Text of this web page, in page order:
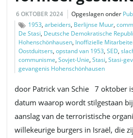
6 OKTOBER 2024 Opgeslagen onder
1953, arbeiders, Berlijnse Muur,
De Stasi, Deutsche Demokratische
Hohenschönhausen, Inoffizielle
Oostduitsers, opstand van 1953, SED,
communisme, Sovjet-Unie, Stasi, Stasi-
gevangenis Hohenschönhausen
door Patrick van Schie 7 oktober
datum waarop wordt stilgestaan
aanslag van de terroristische
willekeurige burgers in Israël, die